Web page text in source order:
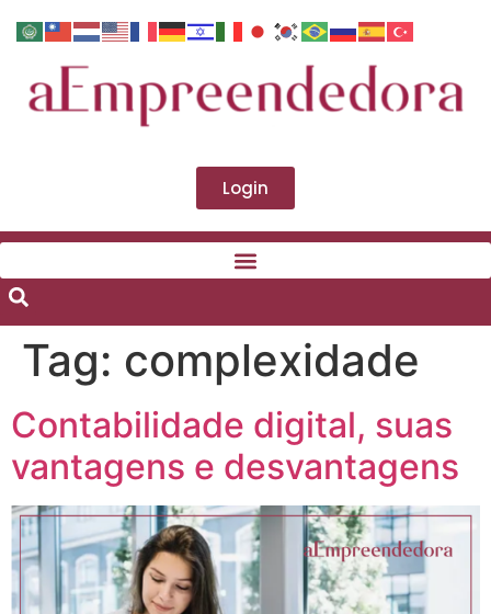
Login
Tag: complexidade
Contabilidade digital, suas
vantagens e desvantagens